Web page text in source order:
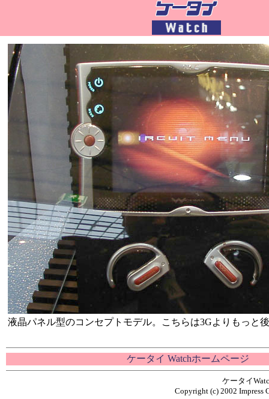
液晶パネル型のコンセプトモデル。こちらは3Gよりもっと
ケータイ Watchホームページ
ケータイ
Copyright (c) 2002 Impress